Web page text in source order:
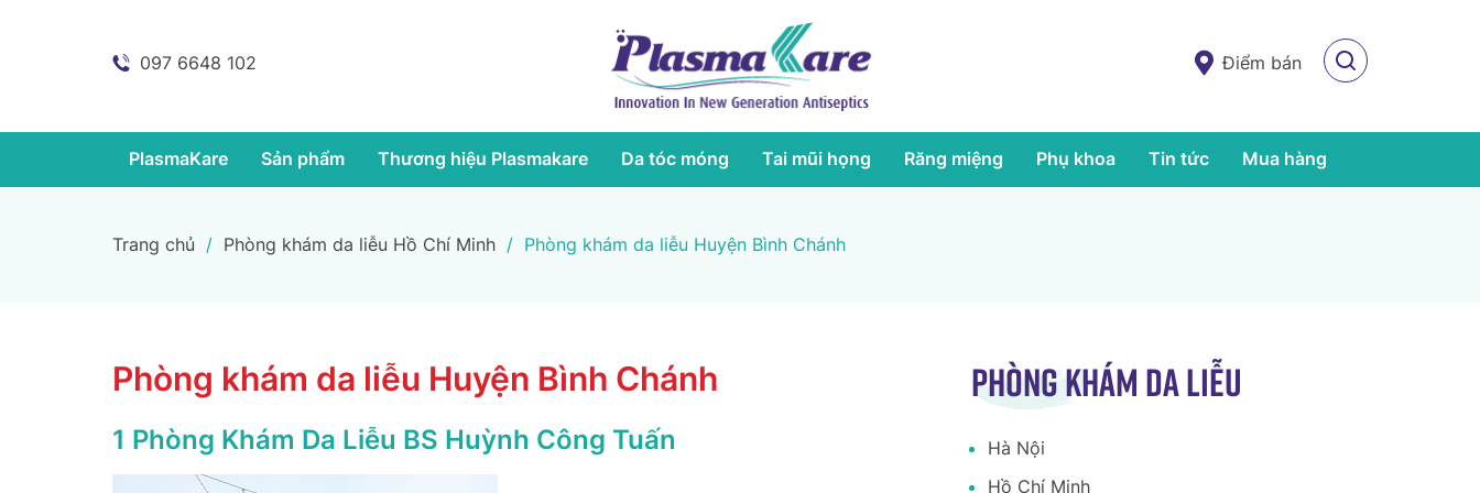
097 6648 102 Điểm bán
PlasmaKare Sản phẩm Thương hiệu Plasmakare Da tóc móng Tai mũi họng Răng miệng Phụ khoa Tin tức Mua hàng
Trang chủ / Phòng khám da liễu Hồ Chí Minh / Phòng khám da liễu Huyện Bình Chánh
Phòng khám da liễu Huyện Bình Chánh
1 Phòng Khám Da Liễu BS Huỳnh Công Tuấn
Phòng khám da liễu
Hà Nội
Hồ Chí Minh